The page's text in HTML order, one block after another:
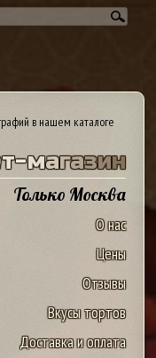
в нашем каталоге
т-магазин
Только Москва
О нас
Цены
Отзывы
Вкусы тортов
Доставка и оплата